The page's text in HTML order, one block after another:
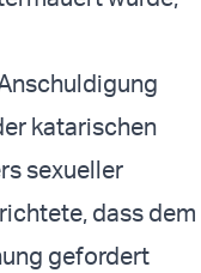
katarischen
sexueller
dass dem
gefordert